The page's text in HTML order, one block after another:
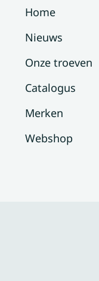
Home
Nieuws
Onze troeven
Catalogus
Merken
Webshop